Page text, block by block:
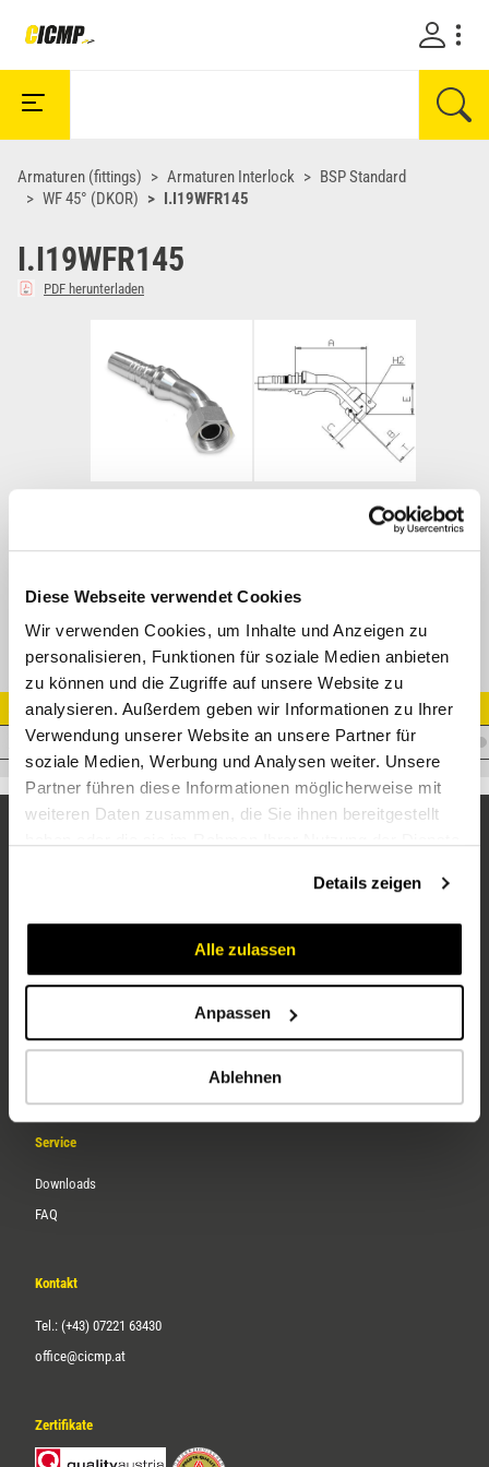
Diese Webseite verwendet Cookies
Wir verwenden Cookies, um Inhalte und Anzeigen zu
personalisieren, Funktionen für soziale Medien anbieten
zu können und die Zugriffe auf unsere Website zu
analysieren. Außerdem geben wir Informationen zu Ihrer
Verwendung unserer Website an unsere Partner für
soziale Medien, Werbung und Analysen weiter. Unsere
Partner führen diese Informationen möglicherweise mit
weiteren Daten zusammen, die Sie ihnen bereitgestellt
Details zeigen
Alle zulassen
Anpassen
Ablehnen
Armaturen (fittings) Armaturen Interlock
BSP Standard
WF 45° (DKOR)
I.I19WFR145
I.I19WFR145
PDF herunterladen
Artikel Nr.
I.I19WFR145
Über uns
Service
Downloads
FAQ
Kontakt
Tel.: (+43) 07221 63430
office@cicmp.at
Zertifikate